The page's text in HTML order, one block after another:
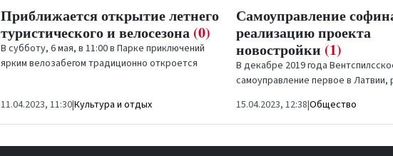
Приближается открытие летнего
туристического и велосезона (0)
В субботу, 6 мая, в 11:00 в Парке приключений
ярким велозабегом традиционно откроется
11.04.2023, 11:30|Культура и отдых
Самоуправление
реализацию проекта
новостройки (1)
В декабре 2019 года
самоуправление первое в Латвии,
одновременно способствуя
15.04.2023, 12:38|Общество